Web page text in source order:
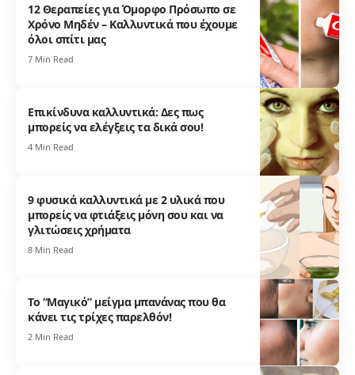
12 Θεραπείες για Όμορφο Πρόσωπο σε
Χρόνο Μηδέν – Καλλυντικά που έχουμε
όλοι σπίτι μας
7 Min Read
Επικίνδυνα καλλυντικά: Δες πως
μπορείς να ελέγξεις τα δικά σου!
4 Min Read
9 φυσικά καλλυντικά με 2 υλικά που
μπορείς να φτιάξεις μόνη σου και να
γλιτώσεις χρήματα
8 Min Read
Το “Μαγικό” μείγμα μπανάνας που θα
κάνει τις τρίχες παρελθόν!
2 Min Read